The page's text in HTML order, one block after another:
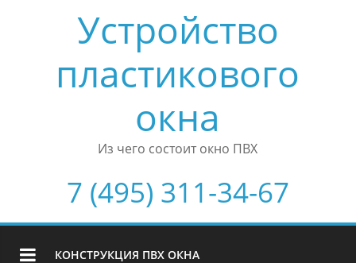
Устройство
пластикового
окна
Из чего состоит окно ПВХ
7 (495) 311-34-67
КОНСТРУКЦИЯ ПВХ ОКНА